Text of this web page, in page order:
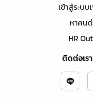
เข้าสู่ระบ
หาคนด่
HR
ติดต่อเรา